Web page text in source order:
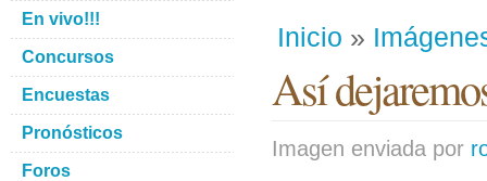
Inicio »
Así
Imagen enviada por
En vivo!!!
Concursos
Encuestas
Pronósticos
Foros